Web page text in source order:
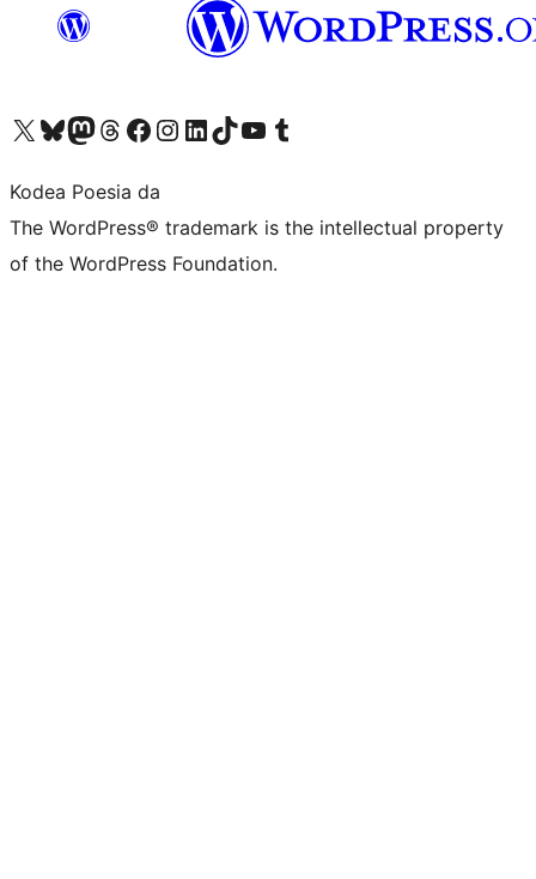
Visit our X (formerly Twitter) account
Visit our Bluesky account
Visit our Mastodon account
Visit our Threads account
Bisitatu gure Facebook orrialdea
Visit our Instagram account
Visit our LinkedIn account
Visit our TikTok account
Visit our YouTube channel
Visit our Tumblr account
Kodea Poesia da
The WordPress® trademark is the intellectual property
of the WordPress Foundation.